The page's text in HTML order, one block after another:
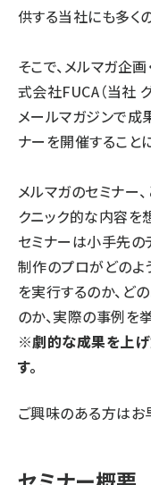
供する当社にも多く
そこで、メルマガ企
式会社FUCA（当社
メールマガジンで成
ナーを開催すること
メルマガのセミナー
クニック的な内容を
セミナーは小手先の
制作のプロがどの
を実行するのか、ど
のか、実際の事例を
※劇的な成果を上げ
す。
ご興味のある方はお